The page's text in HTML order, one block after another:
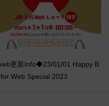
更新Info◆23/01/01 Happy B
Web Special 2023